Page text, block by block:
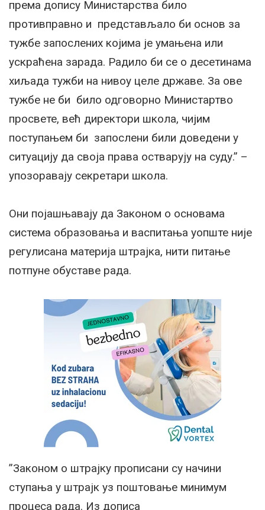
према допису Министарства било
противправно и представљало би основ за
тужбе запослених којима је умањена или
ускраћена зарада. Радило би се о десетинама
хиљада тужби на нивоу целе државе. За ове
тужбе не би било одговорно Министартво
просвете, већ директори школа, чијим
поступањем би запослени били доведени у
ситуацију да своја права остварују на суду.” –
упозоравају секретари школа.
Они појашњавају да Законом о основама
система образовања и васпитања уопште није
регулисана материја штрајка, нити питање
потпуне обуставе рада.
”Законом о штрајку прописани су начини
ступања у штрајк уз поштовање минимум
процеса рада. Из дописа